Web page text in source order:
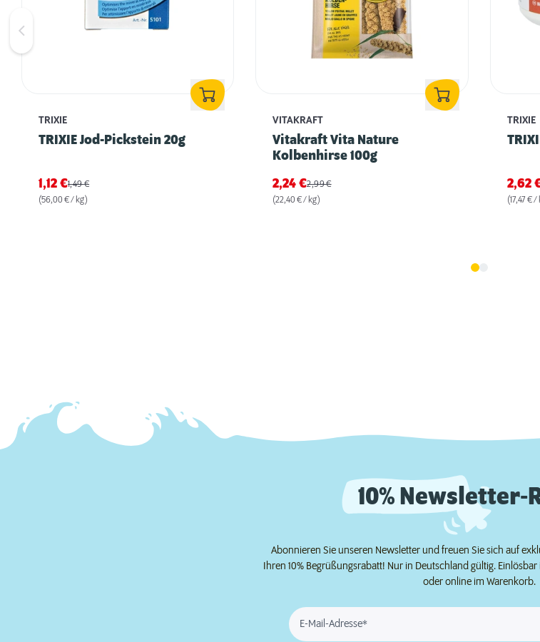
TRIXIE
TRIXIE Jod-Pickstein 20g
1,12 €1,49€
(56,00 € / kg)
VITAKRAFT
Vitakraft Vita Nature
Kolbenhirse 100g
2,24€2,99€
(22,40 € / kg)
TRIXIE
2,62
(17,47 € /
10% Newsletter-
Abonnieren Sie unseren Newsletter und freuen Sie sich auf
Ihren 10% Begrüßungsrabatt! Nur in Deutschland gültig.
oder online im Warenkorb.
E-Mail-Adresse*